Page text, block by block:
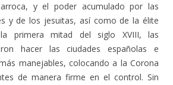
y el poder acumulado por las
y de los jesuitas, así como de la élite
primera mitad del siglo XVIII, las
hacer las ciudades españolas e
manejables, colocando a la Corona
de manera firme en el control. Sin